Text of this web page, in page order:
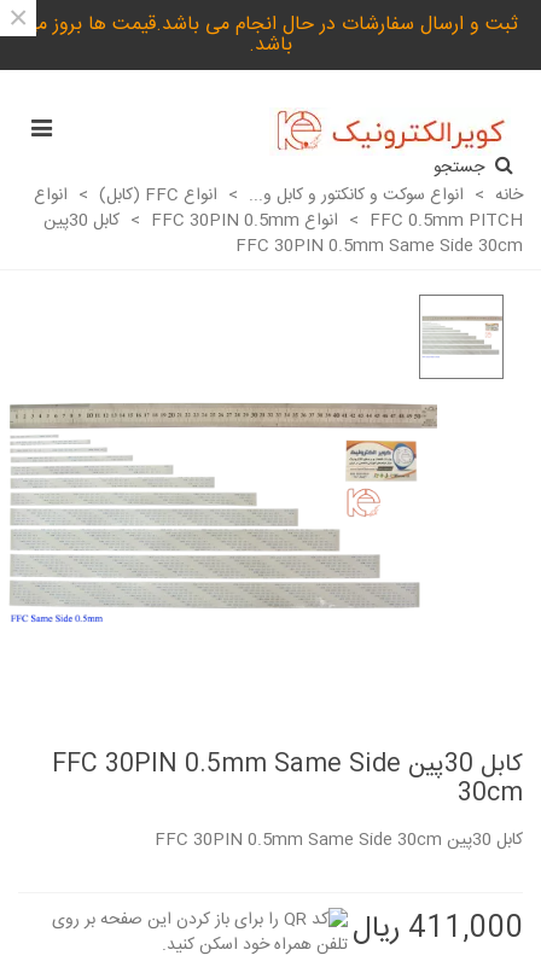
ثبت و ارسال سفارشات در حال انجام می باشد.قیمت ها بروز می
باشد.
×
جستجو
خانه > انواع سوکت و کانکتور و کابل و... > انواع FFC (کابل) > انواع
FFC 0.5mm PITCH
> انواع FFC 30PIN 0.5mm >
کابل 30پین
FFC 30PIN 0.5mm Same Side 30cm
کابل 30پین FFC 30PIN 0.5mm Same Side
30cm
کابل 30پین FFC 30PIN 0.5mm Same Side 30cm
411,000 ریال